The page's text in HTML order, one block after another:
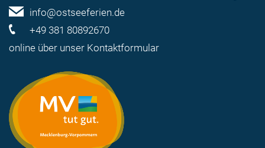
info@ostseeferien.de
+49 381 80892670
online über unser Kontaktformular